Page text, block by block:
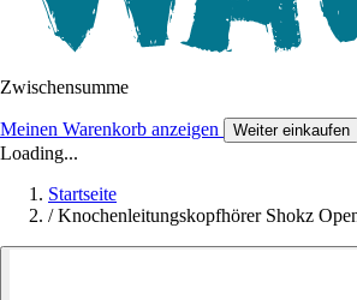
Zwischensumme
Meinen Warenkorb anzeigen Weiter einkaufen
Loading...
Startseite
/ Knochenleitungskopfhörer Shokz